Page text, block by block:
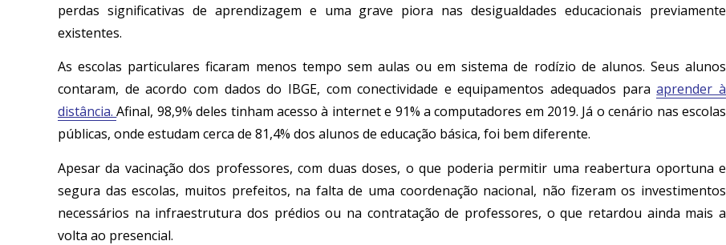
perdas significativas de aprendizagem e uma grave piora nas desigualdades educacionais previamente
existentes.
As escolas particulares ficaram menos tempo sem aulas ou em sistema de rodízio de alunos. Seus alunos
contaram, de acordo com dados do IBGE, com conectividade e equipamentos adequados paraaprender à
distância.Afinal, 98,9% deles tinham acesso à internet e 91% a computadores em 2019. Já o cenário nas escolas
públicas, onde estudam cerca de 81,4% dos alunos de educação básica, foi bem diferente.
Apesar da vacinação dos professores, com duas doses, o que poderia permitir uma reabertura oportuna e
segura das escolas, muitos prefeitos, na falta de uma coordenação nacional, não fizeram os investimentos
necessários na infraestrutura dos prédios ou na contratação de professores, o que retardou ainda mais a
volta ao presencial.